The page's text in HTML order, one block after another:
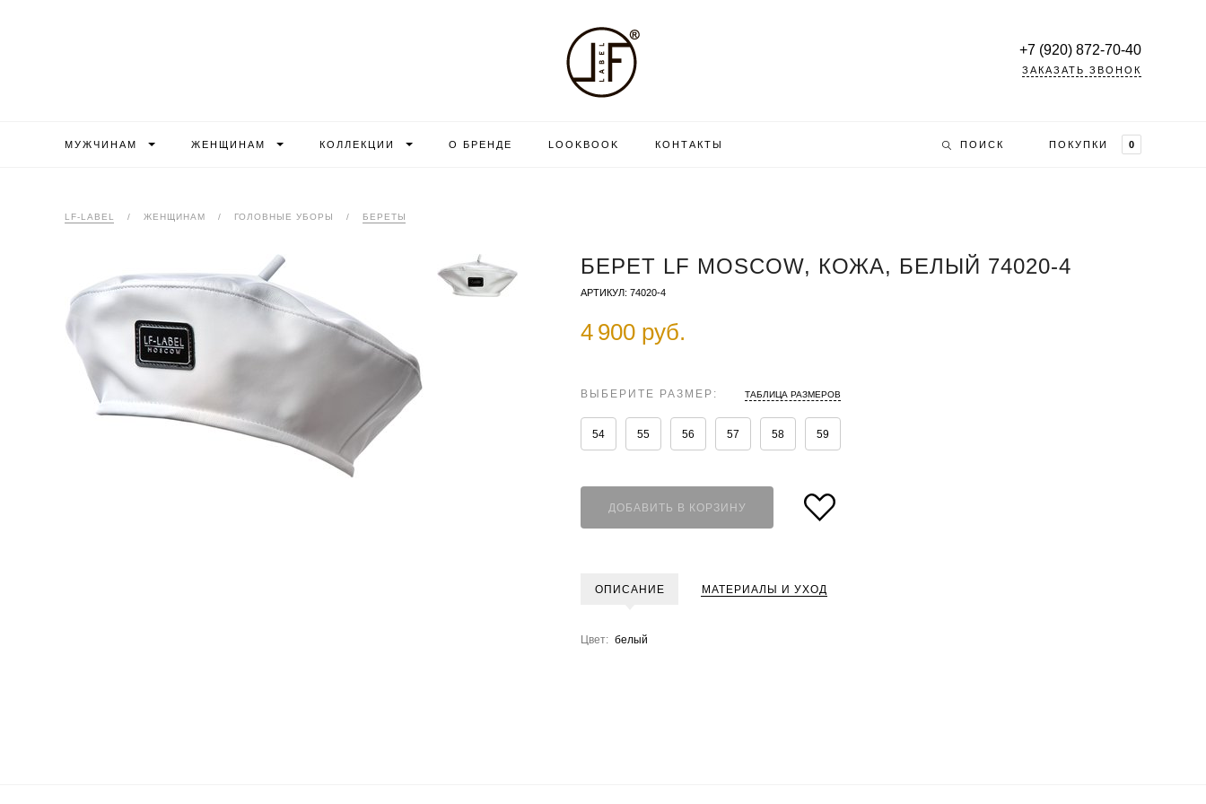
+7 (920) 872-70-40
ЗАКАЗАТЬ ЗВОНОК
МУЖЧИНАМ ЖЕНЩИНАМ КОЛЛЕКЦИИ О БРЕНДЕ LOOKBOOK КОНТАКТЫ ПОКУПКИ 0
ПОИСК
LF-LABEL / ЖЕНЩИНАМ / ГОЛОВНЫЕ УБОРЫ / БЕРЕТЫ
БЕРЕТ LF MOSCOW, КОЖА, БЕЛЫЙ 74020-4
АРТИКУЛ: 74020-4
4 900 руб.
ВЫБЕРИТЕ РАЗМЕР: ТАБЛИЦА РАЗМЕРОВ
54 55 56 57 58 59
ДОБАВИТЬ В КОРЗИНУ
ОПИСАНИЕ МАТЕРИАЛЫ И УХОД
Цвет: белый